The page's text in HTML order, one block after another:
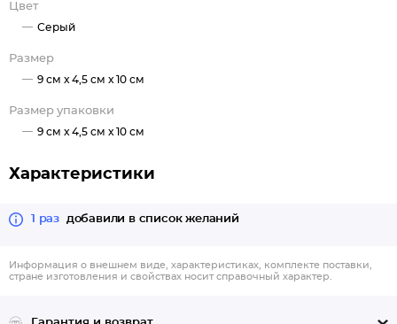
Цвет
Серый
Размер
9 см x 4,5 см x 10 см
Размер упаковки
9 см x 4,5 см x 10 см
Характеристики
1 раз добавили в список желаний
Информация о внешнем виде, характеристиках, комплекте поставки,
стране изготовления и свойствах носит справочный характер.